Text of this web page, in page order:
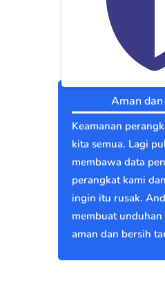
Aman
Keamanan
kita semua. Lagi
membawa data
perangkat kami
ingin itu rusak.
membuat
aman dan bersih